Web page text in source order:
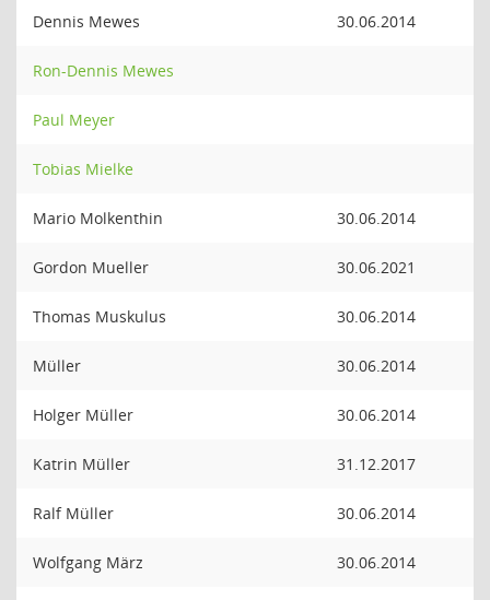
Dennis Mewes 30.06.2014
Ron-Dennis Mewes
Paul Meyer
Tobias Mielke
Mario Molkenthin 30.06.2014
Gordon Mueller 30.06.2021
Thomas Muskulus 30.06.2014
Müller 30.06.2014
Holger Müller 30.06.2014
Katrin Müller 31.12.2017
Ralf Müller 30.06.2014
Wolfgang März 30.06.2014